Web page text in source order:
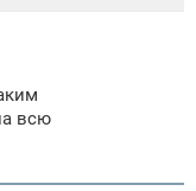
всю